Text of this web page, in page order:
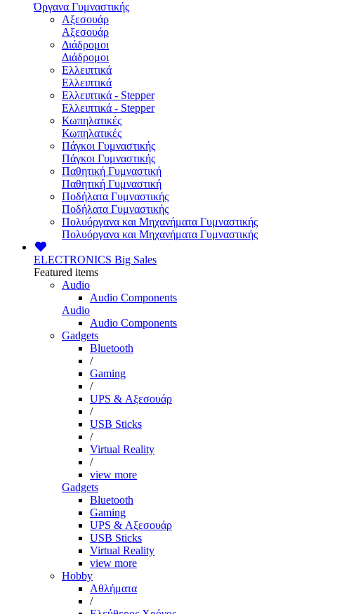
Όργανα Γυμναστικής
Αξεσουάρ
Αξεσουάρ
Διάδρομοι
Διάδρομοι
Ελλειπτικά
Ελλειπτικά
Ελλειπτικά - Stepper
Ελλειπτικά - Stepper
Κωπηλατικές
Κωπηλατικές
Πάγκοι Γυμναστικής
Πάγκοι Γυμναστικής
Παθητική Γυμναστική
Παθητική Γυμναστική
Ποδήλατα Γυμναστικής
Ποδήλατα Γυμναστικής
Πολυόργανα και Μηχανήματα Γυμναστικής
Πολυόργανα και Μηχανήματα Γυμναστικής
ELECTRONICS Big Sales
Featured items
Audio
Audio Components
Audio
Audio Components
Gadgets
Bluetooth
/
Gaming
/
UPS & Αξεσουάρ
/
USB Sticks
/
Virtual Reality
/
view more
Gadgets
Bluetooth
Gaming
UPS & Αξεσουάρ
USB Sticks
Virtual Reality
view more
Hobby
Αθλήματα
/